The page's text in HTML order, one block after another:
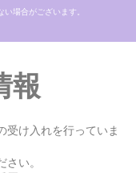
場合がございます。
報
受け入れを行っていま
い。